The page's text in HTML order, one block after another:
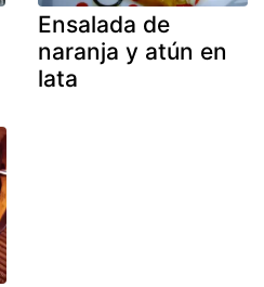
Ensalada de
naranja y atún en
lata